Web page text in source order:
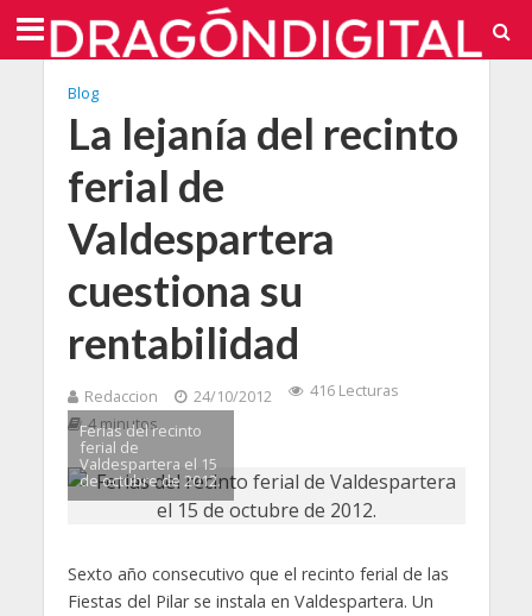
Blog
La lejanía del recinto
ferial de
Valdespartera
cuestiona su
rentabilidad
Redaccion 24/10/2012
416 Lecturas
4 minutos
Ferias del recinto
ferial de
Valdespartera el 15
de octubre de 2012.
Sexto año consecutivo que el recinto ferial de las
Fiestas del Pilar se instala en Valdespartera. Un